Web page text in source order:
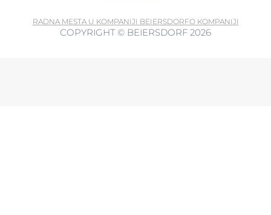
RADNA MESTA U KOMPANIJI BEIERSDORFO KOMPANIJI
COPYRIGHT © BEIERSDORF 2026